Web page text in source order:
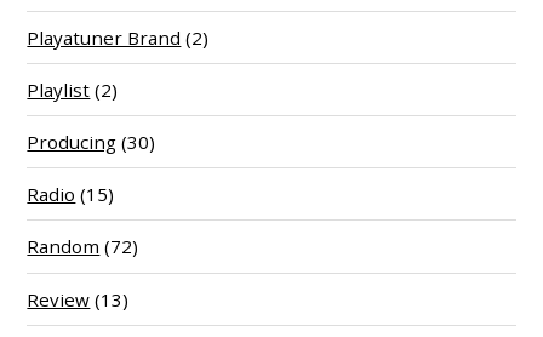
Playatuner Brand (2)
Playlist (2)
Producing (30)
Radio (15)
Random (72)
Review (13)